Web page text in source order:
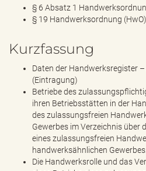
§ 6 Absatz 1
§ 19 Handwerksordnung (HwO)
Kurzfassung
Daten der Handwerksregister
(Eintragung)
Betriebe des
ihren Betriebsstätten in der
des zulassungsfreien
Gewerbes im Verzeichnis über
eines zulassungsfreien
handwerksähnlichen Gewerbes.
Die Handwerksrolle und das